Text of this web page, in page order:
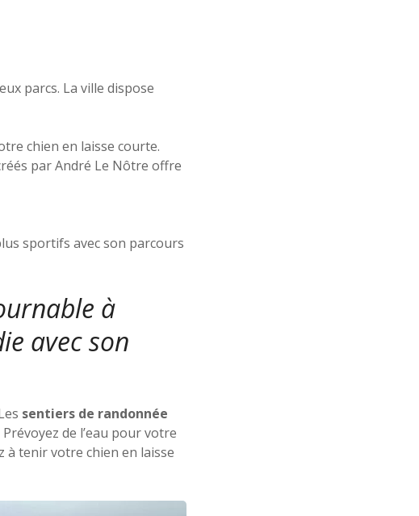
parcs. La ville dispose
chien en laisse courte.
par André Le Nôtre offre
sportifs avec son parcours
à
avec son
sentiers de randonnée
de l’eau pour votre
à tenir votre chien en laisse